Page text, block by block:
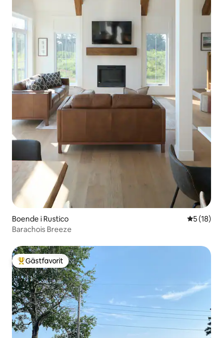
Boende i Rustico 5 av 5 i
5 (18)
Barachois Breeze
Populär gästfavorit
Gästfavorit